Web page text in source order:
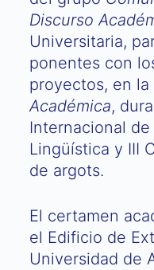
Discurso
Universitaria,
ponentes con
proyectos, en
Académica,
Internacional
Lingüística y III
de argots.
El certamen
el Edificio de
Universidad de